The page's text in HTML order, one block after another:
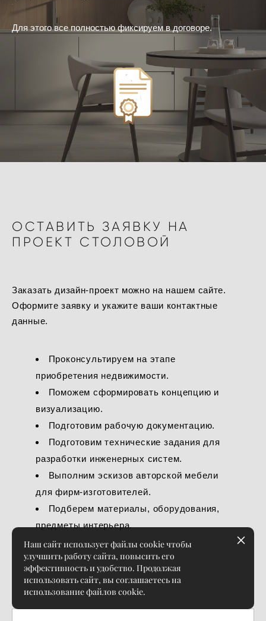
Для этого все полностью фиксируем в договоре.
ОСТАВИТЬ ЗАЯВКУ НА
ПРОЕКТ СТОЛОВОЙ
Заказать дизайн-проект можно на нашем сайте.
Оформите заявку и укажите ваши контактные
данные.
Проконсультируем на этапе
приобретения недвижимости.
Поможем сформировать концепцию и
визуализацию.
Подготовим рабочую документацию.
Подготовим технические задания для
разработки инженерных систем.
Выполним эскизов авторской мебели
для фирм-изготовителей.
Подберем материалы, оборудования,
предметы интерьера.
Наш сайт использует файлы cookie чтобы
улучшить работу сайта, повысить его
эффективность и удобство. Продолжая
использовать сайт, вы соглашаетесь на
использование файлов cookie.